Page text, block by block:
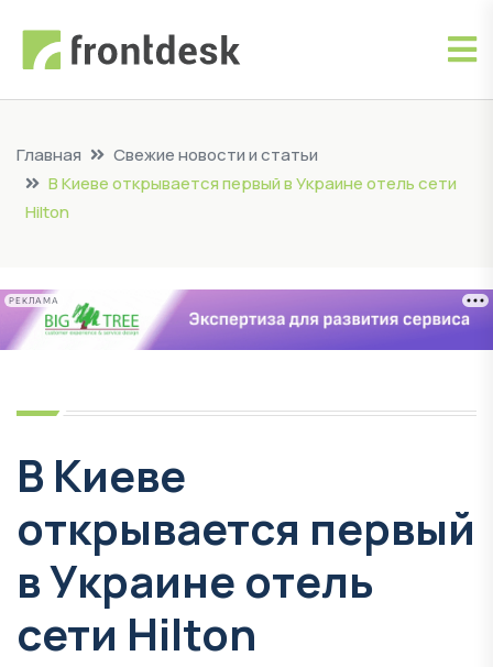
Главная
Свежие новости и статьи
В Киеве открывается первый в Украине отель сети
Hilton
РЕКЛАМА
В Киеве
открывается первый
в Украине отель
сети Hilton